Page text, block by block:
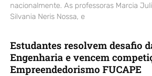
nacionalmente. As professoras Marcia
Silvania Neris Nossa, e
Estudantes resolvem desafio
Engenharia e vencem
Empreendedorismo FUCAPE